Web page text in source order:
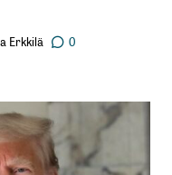
Erkkilä 0